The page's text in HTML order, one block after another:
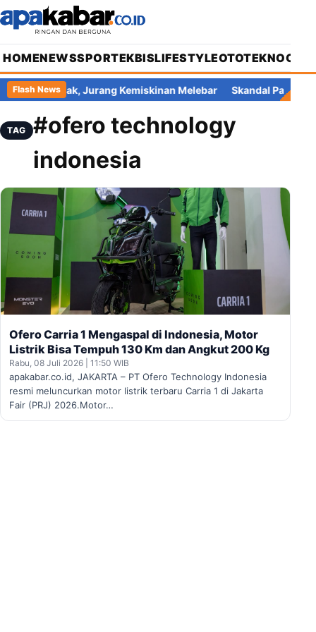
HOMENEWSSPORTEKBISLIFESTYLEOTOTEKNO
Flash News
PHK Meledak, Jurang Kemiskinan Melebar Skandal Pajak
TAG
#ofero technology
indonesia
Ofero Carria 1 Mengaspal di Indonesia, Motor
Listrik Bisa Tempuh 130 Km dan Angkut 200 Kg
Rabu, 08 Juli 2026 | 11:50 WIB
apakabar.co.id, JAKARTA – PT Ofero Technology Indonesia
resmi meluncurkan motor listrik terbaru Carria 1 di Jakarta
Fair (PRJ) 2026.Motor…